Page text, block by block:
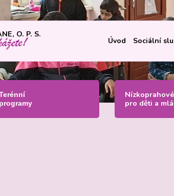
O. P. S.
Úvod Sociální
programy
pro děti a